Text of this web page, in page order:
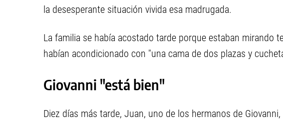
la desesperante situación vivida esa madrugada.
La familia se había acostado tarde porque estaban mirando
habían acondicionado con "una cama de dos plazas y
Giovanni "está bien"
Diez días más tarde, Juan, uno de los hermanos de